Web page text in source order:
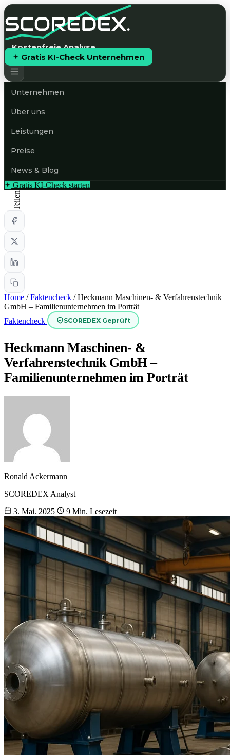
Kostenfreie Analyse
Gratis KI-Check Unternehmen
Unternehmen
Über uns
Leistungen
Preise
News & Blog
Gratis KI-Check starten
Teilen
Home / Faktencheck / Heckmann Maschinen- & Verfahrenstechnik
GmbH – Familienunternehmen im Porträt
Faktencheck
SCOREDEX Geprüft
Heckmann Maschinen- &
Verfahrenstechnik GmbH –
Familienunternehmen im Porträt
Ronald Ackermann
SCOREDEX Analyst
3. Mai. 2025
9 Min. Lesezeit